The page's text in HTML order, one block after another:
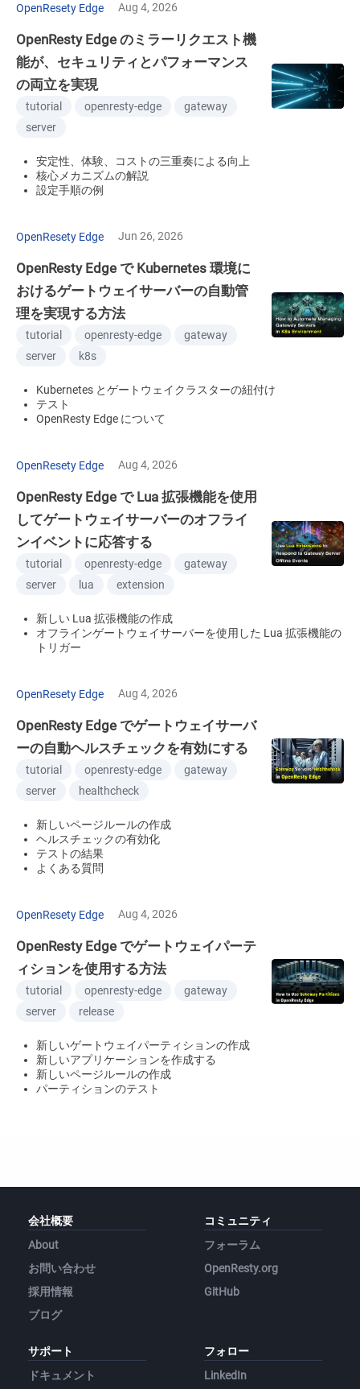
OpenResety Edge Aug 4, 2026
OpenResty Edge のミラーリクエスト機
能が、セキュリティとパフォーマンス
の両立を実現
tutorial openresty-edge
gateway
server
安定性、体験、コストの三重奏による向上
核心メカニズムの解説
設定手順の例
OpenResety Edge Jun 26, 2026
OpenResty Edge で Kubernetes 環境に
おけるゲートウェイサーバーの自動管
理を実現する方法
tutorial openresty-edge
gateway
server
k8s
Kubernetes とゲートウェイクラスターの紐付け
テスト
OpenResty Edge について
OpenResety Edge Aug 4, 2026
OpenResty Edge で Lua 拡張機能を使用
してゲートウェイサーバーのオフライ
ンイベントに応答する
tutorial openresty-edge
gateway
server
lua extension
新しい Lua 拡張機能の作成
オフラインゲートウェイサーバーを使用した Lua 拡張機能の
トリガー
OpenResety Edge Aug 4, 2026
OpenResty Edge でゲートウェイサーバ
ーの自動ヘルスチェックを有効にする
tutorial openresty-edge
gateway
server
healthcheck
新しいページルールの作成
ヘルスチェックの有効化
テストの結果
よくある質問
OpenResety Edge Aug 4, 2026
OpenResty Edge でゲートウェイパーテ
ィションを使用する方法
tutorial openresty-edge
gateway
server
release
新しいゲートウェイパーティションの作成
新しいアプリケーションを作成する
新しいページルールの作成
パーティションのテスト
会社概要
About
お問い合わせ
採用情報
ブログ
コミュニティ
フォーラム
OpenResty.org
GitHub
サポート
ドキュメント
フォロー
LinkedIn